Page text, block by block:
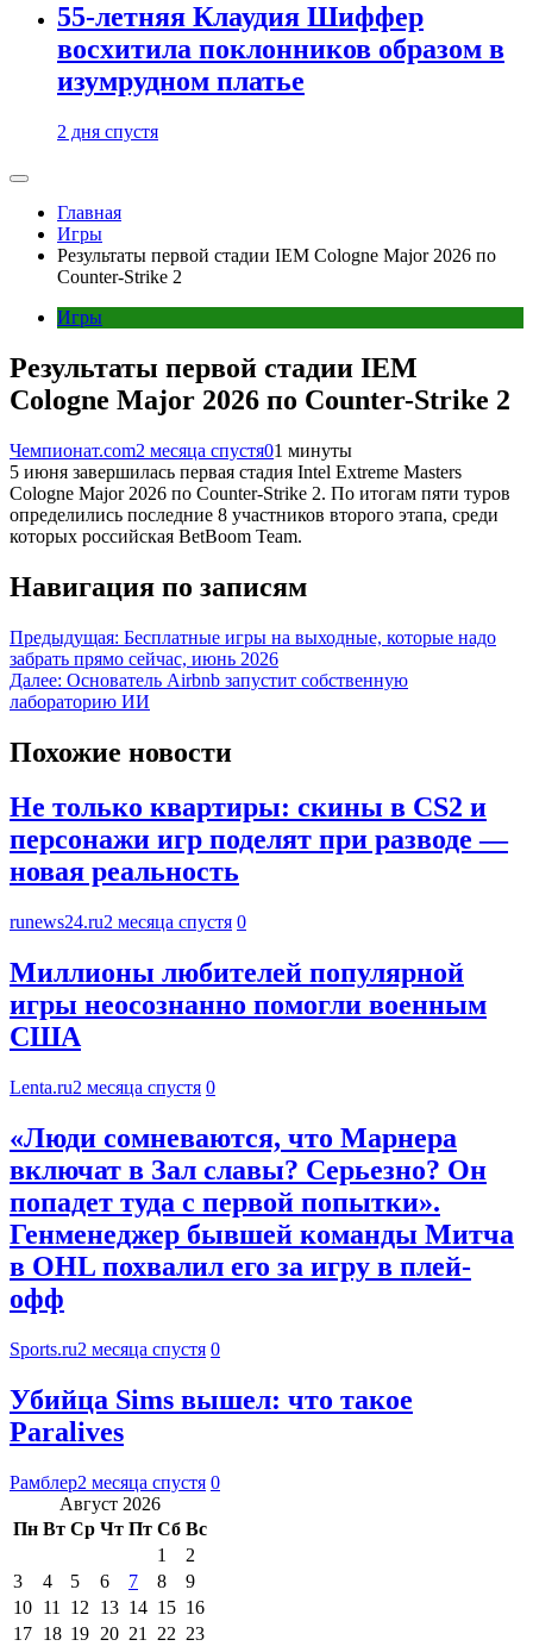
55-летняя Клаудия Шиффер
восхитила поклонников образом в
изумрудном платье
2 дня спустя
Главная
Игры
Результаты первой стадии IEM Cologne Major 2026 по
Counter-Strike 2
Игры
Результаты первой стадии IEM
Cologne Major 2026 по Counter-Strike 2
Чемпионат.com2 месяца спустя01 минуты
5 июня завершилась первая стадия Intel Extreme Masters
Cologne Major 2026 по Counter-Strike 2. По итогам пяти туров
определились последние 8 участников второго этапа, среди
которых российская BetBoom Team.
Навигация по записям
Предыдущая: Бесплатные игры на выходные, которые надо
забрать прямо сейчас, июнь 2026
Далее: Основатель Airbnb запустит собственную
лабораторию ИИ
Похожие новости
Не только квартиры: скины в CS2 и
персонажи игр поделят при разводе —
новая реальность
runews24.ru2 месяца спустя 0
Миллионы любителей популярной
игры неосознанно помогли военным
США
Lenta.ru2 месяца спустя 0
«Люди сомневаются, что Марнера
включат в Зал славы? Серьезно? Он
попадет туда с первой попытки».
Генменеджер бывшей команды Митча
в OHL похвалил его за игру в плей-
офф
Sports.ru2 месяца спустя 0
Убийца Sims вышел: что такое
Paralives
Рамблер2 месяца спустя 0
Август 2026
Пн Вт Ср Чт Пт Сб Вс
1
2
3
4 5 6 7 8
9
10 11 12 13 14 15 16
17 18 19 20 21 22 23